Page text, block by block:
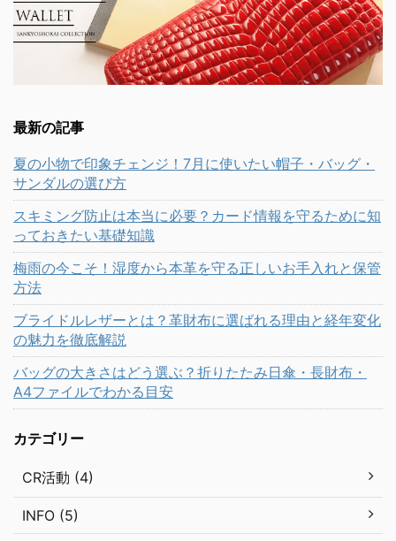
最新の記事
夏の小物で印象チェンジ！7月に使いたい帽子・バッグ・
サンダルの選び方
スキミング防止は本当に必要？カード情報を守るために知
っておきたい基礎知識
梅雨の今こそ！湿度から本革を守る正しいお手入れと保管
方法
ブライドルレザーとは？革財布に選ばれる理由と経年変化
の魅力を徹底解説
バッグの大きさはどう選ぶ？折りたたみ日傘・長財布・
A4ファイルでわかる目安
カテゴリー
CR活動 (4)
INFO (5)